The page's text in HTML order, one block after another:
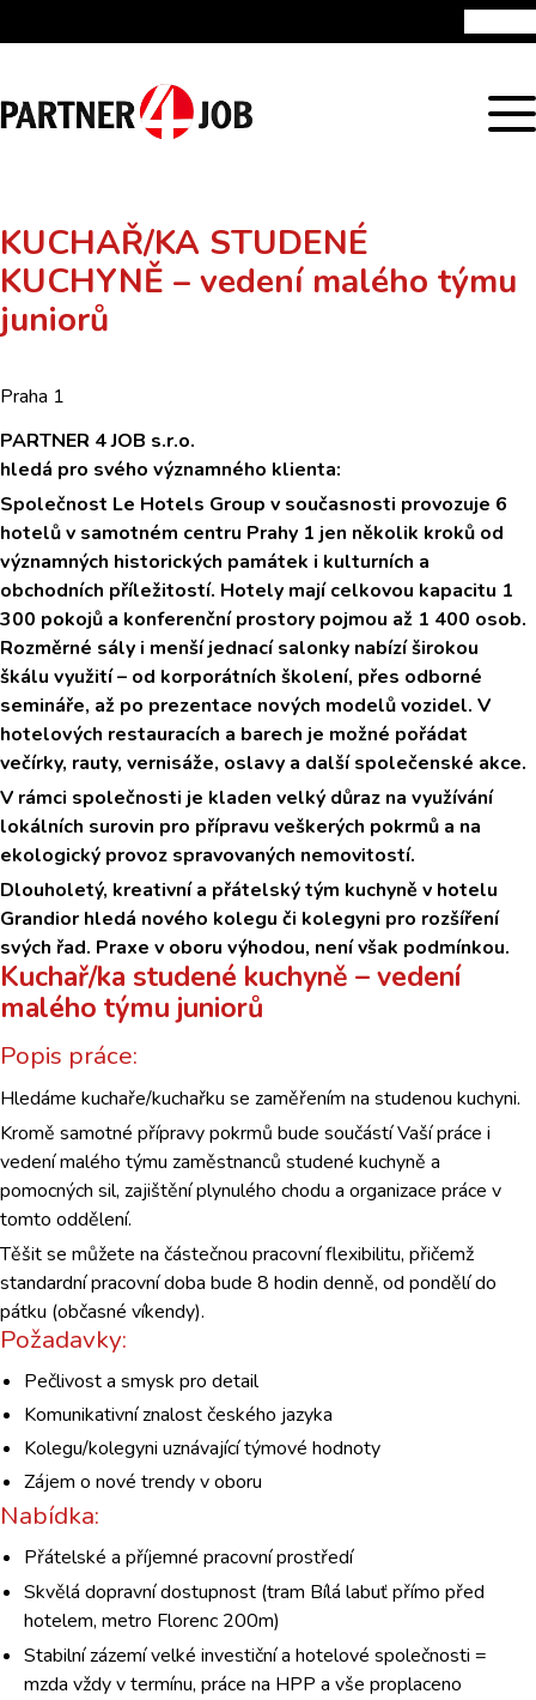
Nabízené pracovní pozice
KUCHAŘ/KA STUDENÉ
KUCHYNĚ – vedení malého týmu
juniorů
Praha 1
PARTNER 4 JOB s.r.o.
hledá pro svého významného klienta:
Společnost Le Hotels Group v současnosti provozuje 6
hotelů v samotném centru Prahy 1 jen několik kroků od
významných historických památek i kulturních a
obchodních příležitostí. Hotely mají celkovou kapacitu 1
300 pokojů a konferenční prostory pojmou až 1 400 osob.
Rozměrné sály i menší jednací salonky nabízí širokou
škálu využití – od korporátních školení, přes odborné
semináře, až po prezentace nových modelů vozidel. V
hotelových restauracích a barech je možné pořádat
večírky, rauty, vernisáže, oslavy a další společenské akce.
V rámci společnosti je kladen velký důraz na využívání
lokálních surovin pro přípravu veškerých pokrmů a na
ekologický provoz spravovaných nemovitostí.
Dlouholetý, kreativní a přátelský tým kuchyně v hotelu
Grandior hledá nového kolegu či kolegyni pro rozšíření
svých řad. Praxe v oboru výhodou, není však podmínkou.
Kuchař/ka studené kuchyně – vedení
malého týmu juniorů
Popis práce:
Hledáme kuchaře/kuchařku se zaměřením na studenou kuchyni.
Kromě samotné přípravy pokrmů bude součástí Vaší práce i
vedení malého týmu zaměstnanců studené kuchyně a
pomocných sil, zajištění plynulého chodu a organizace práce v
tomto oddělení.
Těšit se můžete na částečnou pracovní flexibilitu, přičemž
standardní pracovní doba bude 8 hodin denně, od pondělí do
pátku (občasné víkendy).
Požadavky:
Pečlivost a smysk pro detail
Komunikativní znalost českého jazyka
Kolegu/kolegyni uznávající týmové hodnoty
Zájem o nové trendy v oboru
Nabídka:
Přátelské a příjemné pracovní prostředí
Skvělá dopravní dostupnost (tram Bílá labuť přímo před
hotelem, metro Florenc 200m)
Stabilní zázemí velké investiční a hotelové společnosti =
mzda vždy v termínu, práce na HPP a vše proplaceno